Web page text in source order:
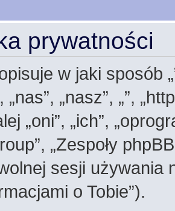
prywatności
w jaki sposób
„nas”, „nasz”, „”,
„oni”, „ich”,
„Zespoły
sesji używania
o Tobie”).